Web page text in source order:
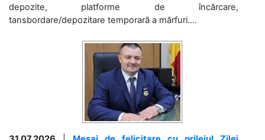
depozite, platforme de încărcare,
tansbordare/depozitare temporară a mărfuri....